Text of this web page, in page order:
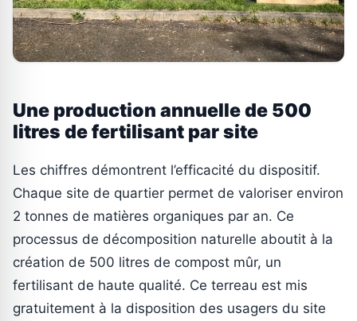
Une production annuelle de 500
litres de fertilisant par site
Les chiffres démontrent l’efficacité du dispositif.
Chaque site de quartier permet de valoriser environ
2 tonnes de matières organiques par an. Ce
processus de décomposition naturelle aboutit à la
création de 500 litres de compost mûr, un
fertilisant de haute qualité. Ce terreau est mis
gratuitement à la disposition des usagers du site